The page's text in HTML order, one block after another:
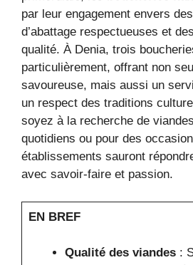
par leur engagement envers
d’abattage respectueuses et
qualité. À Denia, trois
particulièrement, offrant non
savoureuse, mais aussi un
un respect des traditions
soyez à la recherche de
quotidiens ou pour des
établissements sauront
avec savoir-faire et passion.
EN BREF
Qualité des viandes: